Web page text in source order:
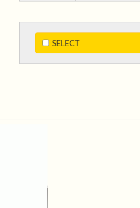
SELECT